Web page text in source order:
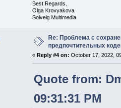
Best Regards,
Olga Krovyakova
Solveig Multimedia
Re: Проблема с
предпочтительных
« Reply #4 on: October 17, 2022,
Quote from:
09:31:31 PM